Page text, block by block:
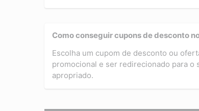
Como conseguir cupons de desconto
Escolha um cupom de desconto ou
promocional e ser redirecionado para o
apropriado.